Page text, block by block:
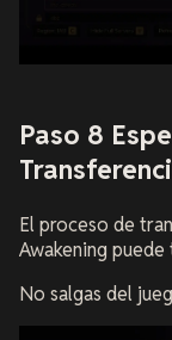
Paso 8
El proceso de
Awakening
No salgas del